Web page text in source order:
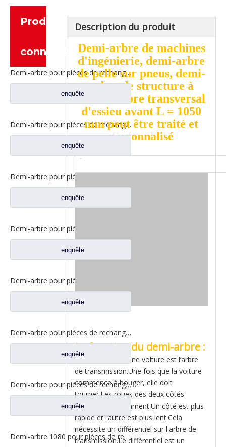
Produits
connexes
Demi-arbre pour pièces de rechange de voiture de mine Valin L1325mm
enquête
Demi-arbre pour pièces de rechange de machines de construction L=1175mm
enquête
enquête
enquête
enquête
Demi-arbre pour pièces de rechange de véhicules agricoles EQ1080
enquête
Demi-arbre pour pièces de rechange de véhicules agricoles CD1080-1
enquête
Demi-arbre 1080 pour pièces de rechange de véhicules agricoles CD1080-1
Description du produit
Demi-arbre de machines
d'ingénierie, demi-arbre
de pelle sur pneus, demi-
arbre de structure à
double arbre transversal
d'essieu avant L = 1050
mm peut être traité et
personnalisé
La fonction du demi-arbre :
Le demi-arbre d’une voiture est l’arbre
de transmission.Une fois que la voiture
commence à bouger, elle doit
tourner.Les roues des deux côtés
tournent différemment.Un côté est plus
rapide et l’autre est plus lent.Cela
nécessite un différentiel sur l'arbre de
transmission.Le différentiel est un